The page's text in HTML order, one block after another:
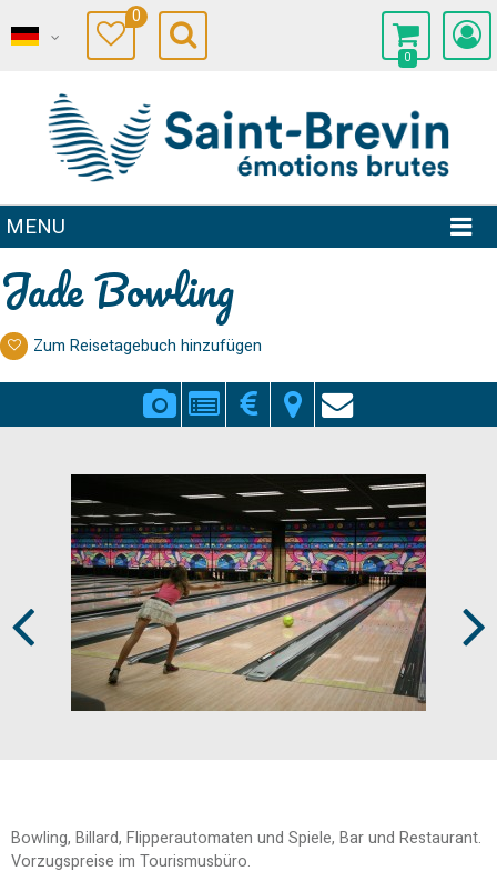
0
0
MENU
Jade Bowling
Zum Reisetagebuch hinzufügen
Bowling, Billard, Flipperautomaten und Spiele, Bar und Restaurant.
Vorzugspreise im Tourismusbüro.